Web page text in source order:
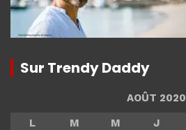
Sur Trendy Daddy
AOÛT 2020
L
M M J